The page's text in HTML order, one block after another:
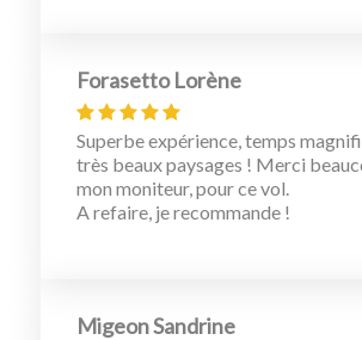
Forasetto Lorène
Superbe expérience, temps
très beaux paysages ! Merci
mon moniteur, pour ce vol.
A refaire, je recommande !
Migeon Sandrine